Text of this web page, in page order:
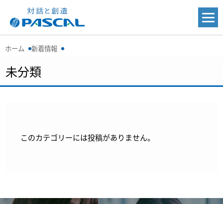
ホーム 新着情報
未分類
このカテゴリーには投稿がありません。